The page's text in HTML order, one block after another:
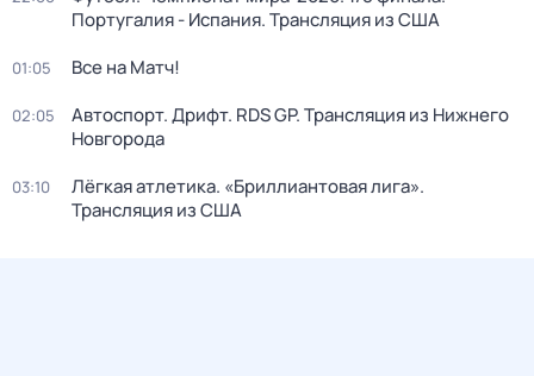
Португалия - Испания. Трансляция из США
01:05 Все на Матч!
02:05
Автоспорт. Дрифт. RDS GP. Трансляция из Нижнего
Новгорода
03:10
Лёгкая атлетика. «Бриллиантовая лига».
Трансляция из США